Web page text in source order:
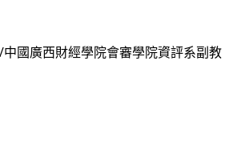
中國廣西財經學院會審學院資評系副教